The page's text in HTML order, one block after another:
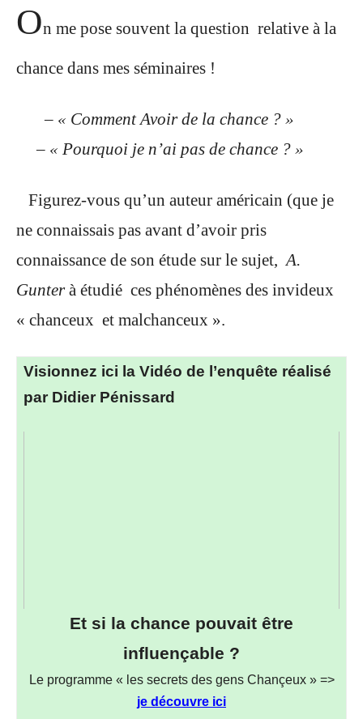
On me pose souvent la question relative à la
chance dans mes séminaires !
– « Comment Avoir de la chance ? »
– « Pourquoi je n’ai pas de chance ? »
Figurez-vous qu’un auteur américain (que je
ne connaissais pas avant d’avoir pris
connaissance de son étude sur le sujet, A.
Gunterà étudié ces phénomènes des invideux
« chanceux et malchanceux ».
Visionnez ici la Vidéo de l’enquête réalisé
par Didier Pénissard
Et si la chance pouvait être
influençable ?
Le programme « les secrets des gens Chançeux » =>
je découvre ici